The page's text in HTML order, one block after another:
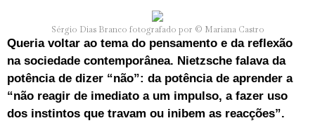
Sérgio Dias Branco fotografado por © Mariana Castro
Queria voltar ao tema do pensamento e da reflexão
na sociedade contemporânea. Nietzsche falava da
potência de dizer “não”: da potência de aprender a
“não reagir de imediato a um impulso, a fazer uso
dos instintos que travam ou inibem as reacções”.